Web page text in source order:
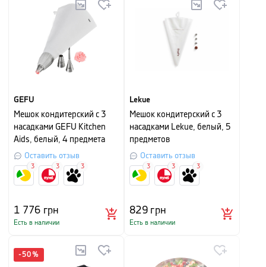
GEFU
Мешок кондитерский с 3
насадками GEFU Kitchen
Aids, белый, 4 предмета
Оставить отзыв
1 776 грн
Есть в наличии
3 3 3
Lekue
Мешок кондитерский с 3
насадками Lekue, белый, 5
предметов
Оставить отзыв
829грн
Есть в наличии
3 3 3
-50 %